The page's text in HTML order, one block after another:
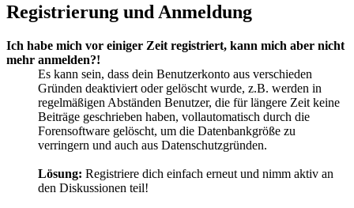
Registrierung und Anmeldung
Ich habe mich vor einiger Zeit registriert, kann mich aber nicht
mehr anmelden?!
Es kann sein, dass dein Benutzerkonto aus verschieden
Gründen deaktiviert oder gelöscht wurde, z.B. werden in
regelmäßigen Abständen Benutzer, die für längere Zeit keine
Beiträge geschrieben haben, vollautomatisch durch die
Forensoftware gelöscht, um die Datenbankgröße zu
verringern und auch aus Datenschutzgründen.
Lösung: Registriere dich einfach erneut und nimm aktiv an
den Diskussionen teil!